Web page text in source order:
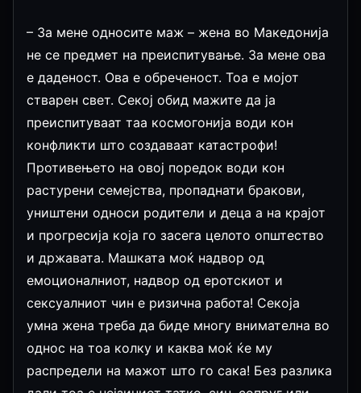
– За мене односите маж – жена во Македонија
не се предмет на преиспитување. За мене ова
е даденост. Ова е обреченост. Тоа е мојот
стварен свет. Секој обид мажите да ја
преиспитуваат таа космогонија води кон
конфликти што создаваат катастрофи!
Противењето на овој поредок води кон
растурени семејства, пропаднати бракови,
уништени односи родители и деца а на крајот
и прогресија која го засега целото општество
и државата. Машката моќ надвор од
емоционалниот, надвор од еротскиот и
сексуалниот чин е ризична работа! Секоја
умна жена треба да биде многу внимателна во
однос на тоа колку и каква моќ ќе му
распредели на мажот што го сака! Без разлика